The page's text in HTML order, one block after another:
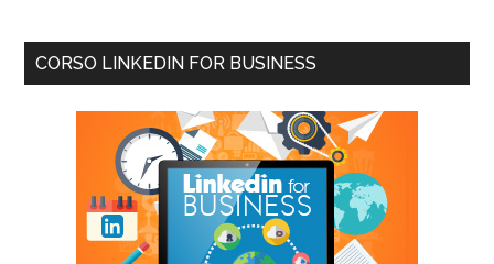
CORSO LINKEDIN FOR BUSINESS